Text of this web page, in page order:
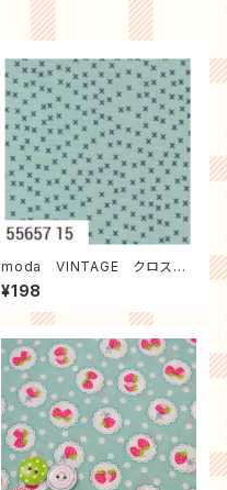
moda VINTAGE クロスマ
ーク（ブルーグレー）
¥198